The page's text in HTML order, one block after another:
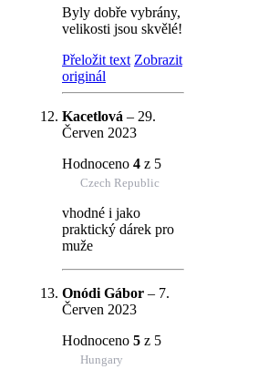
Byly dobře vybrány,
velikosti jsou skvělé!
Přeložit text Zobrazit
originál
Kacetlová – 29.
Červen 2023
Hodnoceno 4 z 5
Czech Republic
vhodné i jako
praktický dárek pro
muže
Onódi Gábor – 7.
Červen 2023
Hodnoceno 5 z 5
Hungary